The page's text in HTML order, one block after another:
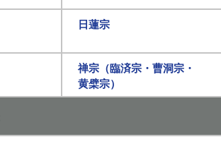
日蓮宗
禅宗（臨済宗・曹洞宗・
黄檗宗）